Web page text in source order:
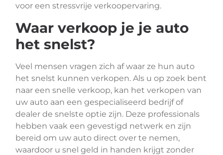
voor een stressvrije verkoopervaring.
Waar verkoop je je auto
het snelst?
Veel mensen vragen zich af waar ze hun auto
het snelst kunnen verkopen. Als u op zoek bent
naar een snelle verkoop, kan het verkopen van
uw auto aan een gespecialiseerd bedrijf of
dealer de snelste optie zijn. Deze professionals
hebben vaak een gevestigd netwerk en zijn
bereid om uw auto direct over te nemen,
waardoor u snel geld in handen krijgt zonder